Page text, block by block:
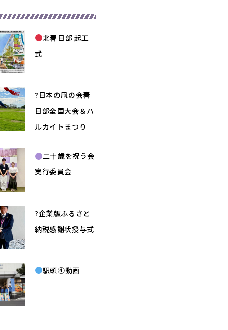
北春日部 起工
式
?日本の凧の会春
日部全国大会＆ハ
ルカイトまつり
二十歳を祝う会
実行委員会
?企業版ふるさと
納税感謝状授与式
駅頭④動画